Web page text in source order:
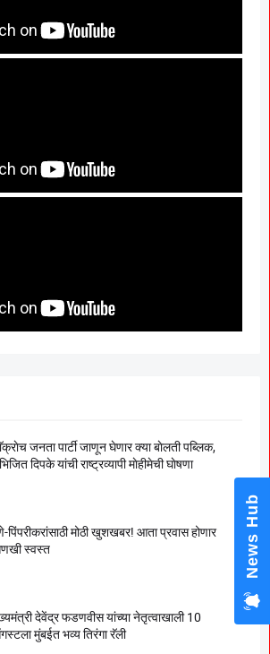
जनता पार्टी जाणून घेणार क्या बाेलती पब्लिक,
दिपके यांची राष्ट्रव्यापी माेहीमेची घाेषणा
पिंपरीकरांसाठी मोठी खुशखबर! आता प्रवास होणार
स्वस्त
देवेंद्र फडणवीस यांच्या नेतृत्वाखाली 10
मुंबईत भव्य तिरंगा रॅली
News Hub